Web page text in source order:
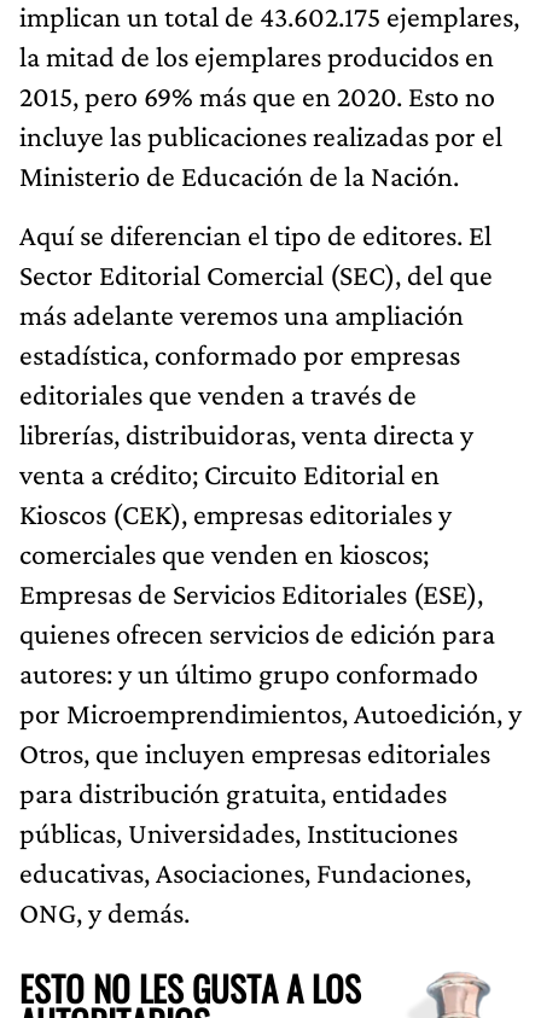
implican un total de 43.602.175 ejemplares,
la mitad de los ejemplares producidos en
2015, pero 69% más que en 2020. Esto no
incluye las publicaciones realizadas por el
Ministerio de Educación de la Nación.
Aquí se diferencian el tipo de editores. El
Sector Editorial Comercial (SEC), del que
más adelante veremos una ampliación
estadística, conformado por empresas
editoriales que venden a través de
librerías, distribuidoras, venta directa y
venta a crédito; Circuito Editorial en
Kioscos (CEK), empresas editoriales y
comerciales que venden en kioscos;
Empresas de Servicios Editoriales (ESE),
quienes ofrecen servicios de edición para
autores: y un último grupo conformado
por Microemprendimientos, Autoedición, y
Otros, que incluyen empresas editoriales
para distribución gratuita, entidades
públicas, Universidades, Instituciones
educativas, Asociaciones, Fundaciones,
ONG, y demás.
ESTO NO LES GUSTA A LOS